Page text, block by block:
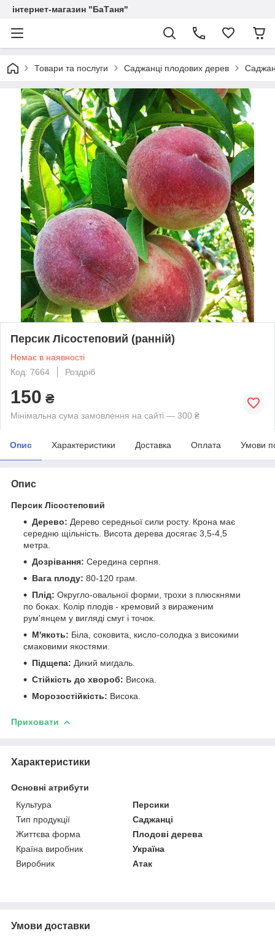
інтернет-магазин "БаТаня"
Товари та послуги Саджанці плодових дерев
Персик Лісостеповий (ранній)
Немає в наявності
Код: 7664
Роздріб
150 ₴
Мінімальна сума замовлення на сайті — 300 ₴
Опис Характеристики Доставка Оплата Умови
Опис
Персик Лісостеповий
Дерево: Дерево середньої сили росту. Крона має
середню щільність. Висота дерева досягає 3,5-4,5
метра.
Дозрівання: Середина серпня.
Вага плоду: 80-120 грам.
Плід: Округло-овальної форми, трохи з плюскнями
по боках. Колір плодів - кремовий з вираженим
рум'янцем у вигляді смуг і точок.
М'якоть: Біла, соковита, кисло-солодка з високими
смаковими якостями.
Підщепа: Дикий мигдаль.
Стійкість до хвороб: Висока.
Морозостійкість: Висока.
Приховати
Характеристики
Основні атрибути
Культура
Персики
Тип продукції
Саджанці
Життєва форма
Плодові дерева
Країна виробник
Україна
Виробник
Атак
Умови доставки